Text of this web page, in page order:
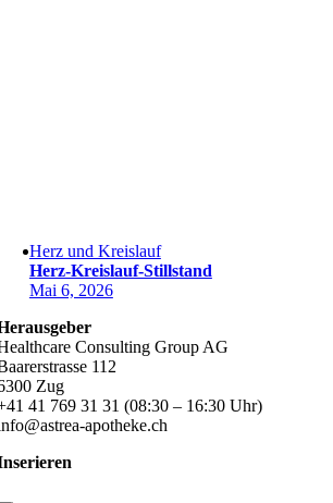
Herz und Kreislauf
Herz-Kreislauf-Stillstand
Mai 6, 2026
Consulting Group AG
112
Zug
41 769 31 31 (08:30 – 16:30 Uhr)
apotheke.ch